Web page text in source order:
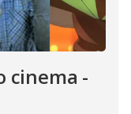
cinema -